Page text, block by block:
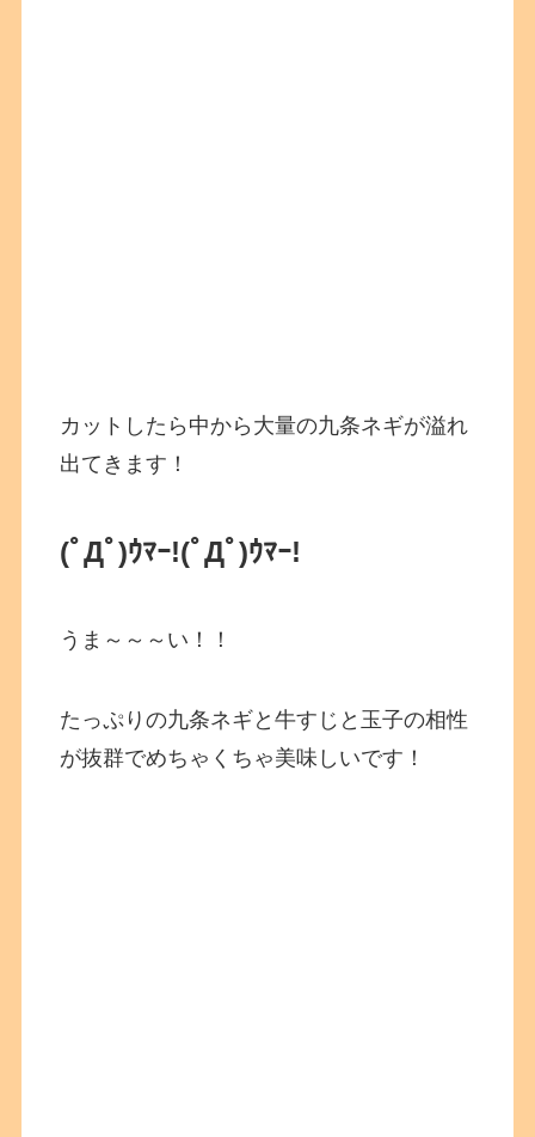
カットしたら中から大量の九条ネギが溢れ
出てきます！
(ﾟДﾟ)ｳﾏｰ!(ﾟДﾟ)ｳﾏｰ!
うま～～～い！！
たっぷりの九条ネギと牛すじと玉子の相性
が抜群でめちゃくちゃ美味しいです！